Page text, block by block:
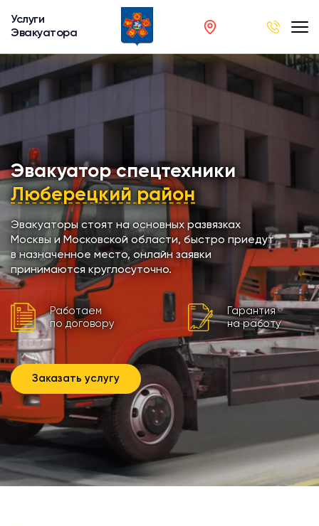
Услуги
Эвакуатора
Эвакуатор спецтехники
Люберецкий район
Эвакуаторы стоят на основных развязках
Москвы и Московской области, быстро приедут
в назначенное место, онлайн заявки
принимаются круглосуточно.
Работаем
по договору
Гарантия
на работу
Заказать услугу